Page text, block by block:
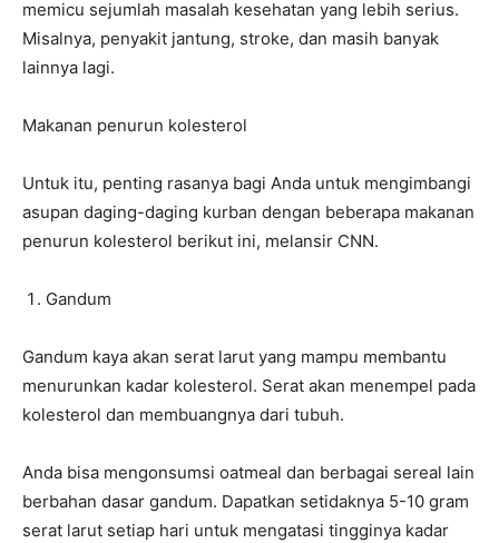
memicu sejumlah masalah kesehatan yang lebih serius.
Misalnya, penyakit jantung, stroke, dan masih banyak
lainnya lagi.
Makanan penurun kolesterol
Untuk itu, penting rasanya bagi Anda untuk mengimbangi
asupan daging-daging kurban dengan beberapa makanan
penurun kolesterol berikut ini, melansir CNN.
Gandum
Gandum kaya akan serat larut yang mampu membantu
menurunkan kadar kolesterol. Serat akan menempel pada
kolesterol dan membuangnya dari tubuh.
Anda bisa mengonsumsi oatmeal dan berbagai sereal lain
berbahan dasar gandum. Dapatkan setidaknya 5-10 gram
serat larut setiap hari untuk mengatasi tingginya kadar